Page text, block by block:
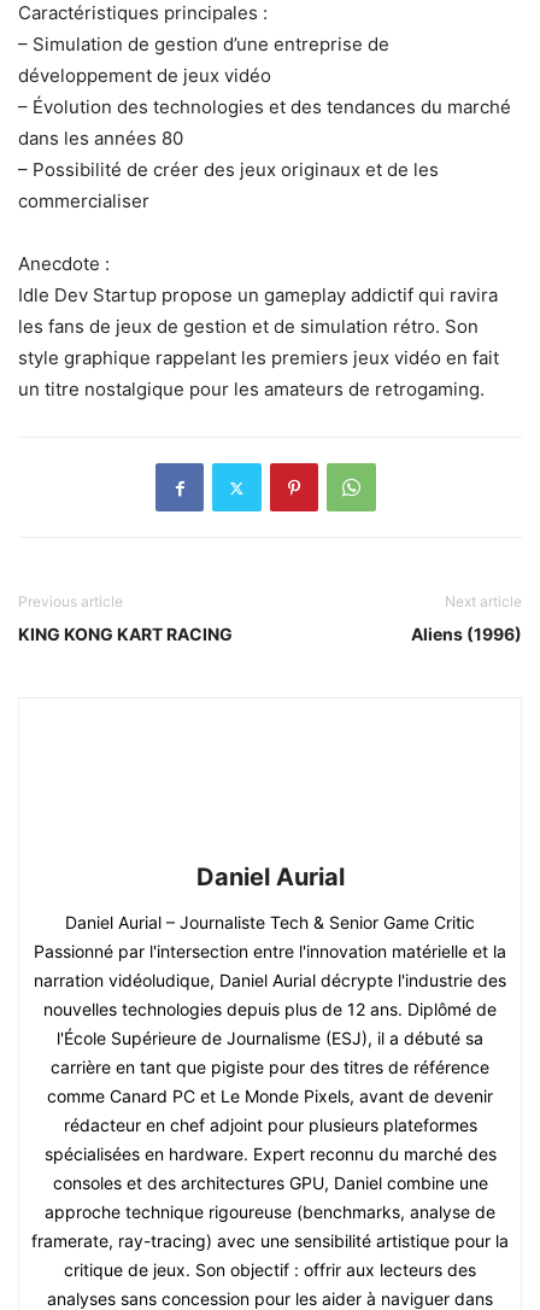
Caractéristiques principales :
– Simulation de gestion d’une entreprise de
développement de jeux vidéo
– Évolution des technologies et des tendances du marché
dans les années 80
– Possibilité de créer des jeux originaux et de les
commercialiser
Anecdote :
Idle Dev Startup propose un gameplay addictif qui ravira
les fans de jeux de gestion et de simulation rétro. Son
style graphique rappelant les premiers jeux vidéo en fait
un titre nostalgique pour les amateurs de retrogaming.
Previous article
KING KONG KART RACING
Next article
Aliens (1996)
Daniel Aurial
Daniel Aurial – Journaliste Tech & Senior Game Critic
Passionné par l'intersection entre l'innovation matérielle et la
narration vidéoludique, Daniel Aurial décrypte l'industrie des
nouvelles technologies depuis plus de 12 ans. Diplômé de
l'École Supérieure de Journalisme (ESJ), il a débuté sa
carrière en tant que pigiste pour des titres de référence
comme Canard PC et Le Monde Pixels, avant de devenir
rédacteur en chef adjoint pour plusieurs plateformes
spécialisées en hardware. Expert reconnu du marché des
consoles et des architectures GPU, Daniel combine une
approche technique rigoureuse (benchmarks, analyse de
framerate, ray-tracing) avec une sensibilité artistique pour la
critique de jeux. Son objectif : offrir aux lecteurs des
analyses sans concession pour les aider à naviguer dans